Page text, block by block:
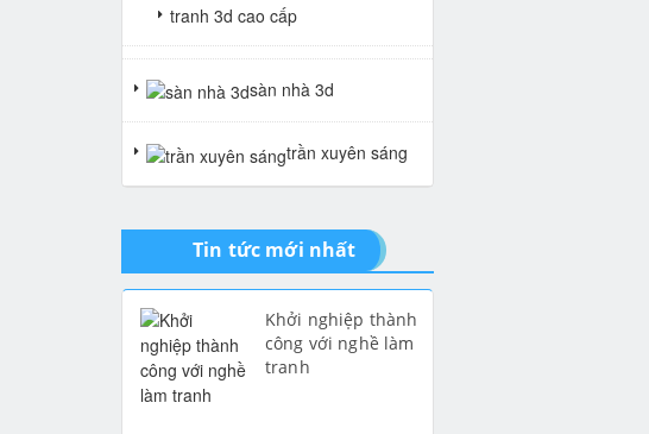
tranh 3d cao cấp
gió
tranh giả ngọc
sàn nhà 3d
trần xuyên sáng
Tin tức mới nhất
Khởi nghiệp thành
công với nghề làm
tranh